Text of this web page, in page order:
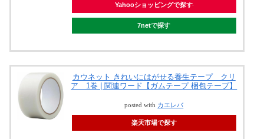
Yahooショッピングで探す
7netで探す
カウネット きれいにはがせる養生テープ クリ
ア 1巻 | 関連ワード【ガムテープ 梱包テープ】
posted with カエレバ
楽天市場で探す